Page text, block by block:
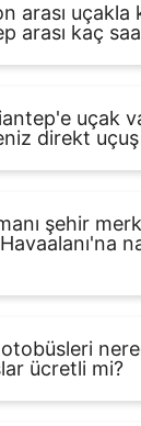
arası uçakla
arası kaç
uçak
direkt uçuş
şehir
ücretli mi?